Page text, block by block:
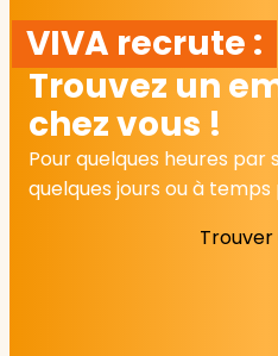
VIVA recrute :
Trouvez un
chez vous !
Pour quelques heures par
quelques jours ou à temps
Trouver